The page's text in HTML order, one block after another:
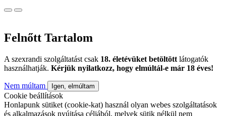
Felnőtt Tartalom
A szexrandi szolgáltatást csak 18. életévüket betöltött látogatók
használhatják. Kérjük nyilatkozz, hogy elmúltál-e már 18 éves!
Nem múltam Igen, elmúltam
Cookie beállítások
Honlapunk sütiket (cookie-kat) használ olyan webes szolgáltatások
és alkalmazások nyújtása céljából, melyek sütik nélkül nem